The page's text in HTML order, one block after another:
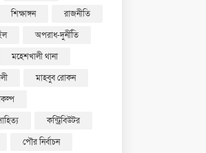
শিক্ষাঙ্গন
রাজনীতি
অপরাধ-দুর্নীতি
মহেশখালী থানা
মাহবুব রোকন
কন্ট্রিবিউটর
পৌর নির্বাচন